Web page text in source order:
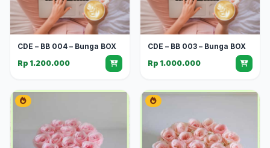
CDE – BB 004 – Bunga BOX
Rp 1.200.000
CDE – BB 003 – Bunga BOX
Rp 1.000.000